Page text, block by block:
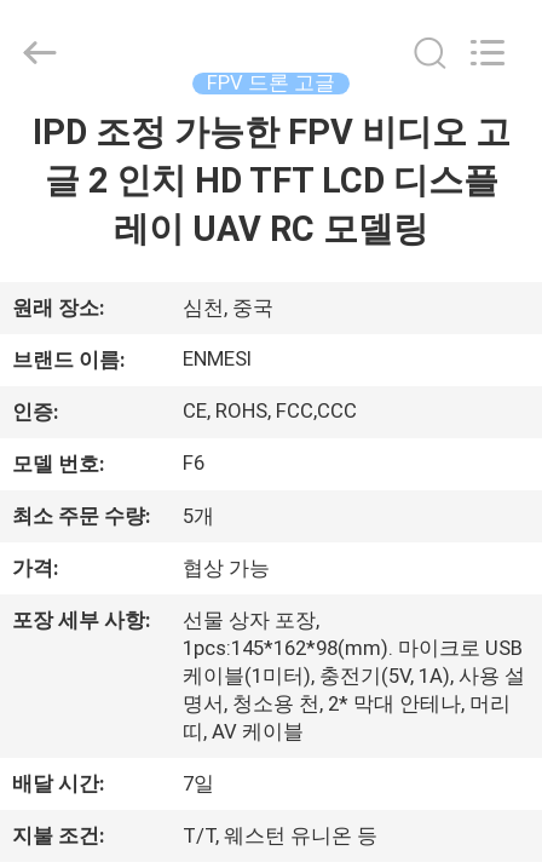
우
리
에
여
여
행
2026
Shenzhen
Reserved.
FPV 드론 고글
IPD 조정 가능한 FPV 비디오 고
글 2 인치 HD TFT LCD 디스플
레이 UAV RC 모델링
원래 장소: 심천, 중국
브랜드 이름: ENMESI
인증: CE, ROHS, FCC,CCC
모델 번호: F6
최소 주문 수량: 5개
가격: 협상 가능
포장 세부 사항:
선물 상자 포장,
1pcs:145*162*98(mm). 마이크로 USB
케이블(1미터), 충전기(5V, 1A), 사용 설
명서, 청소용 천, 2* 막대 안테나, 머리
띠, AV 케이블
배달 시간: 7일
지불 조건: T/T, 웨스턴 유니온 등